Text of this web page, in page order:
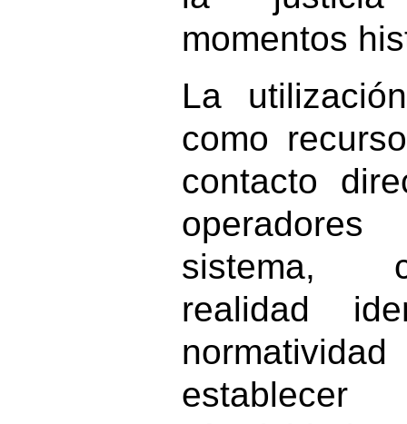
momentos
La
como
contacto
sistema,
realidad